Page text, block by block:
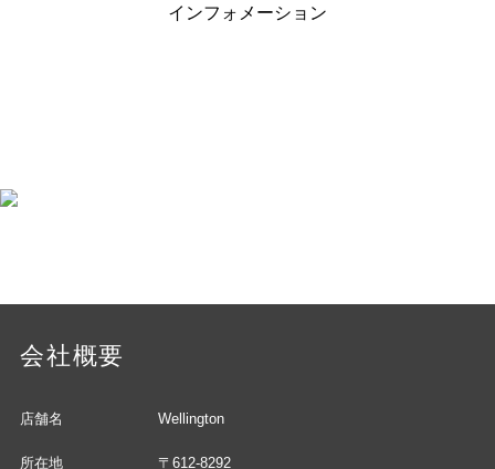
インフォメーション
会社概要
店舗名 Wellington
所在地
〒612-8292